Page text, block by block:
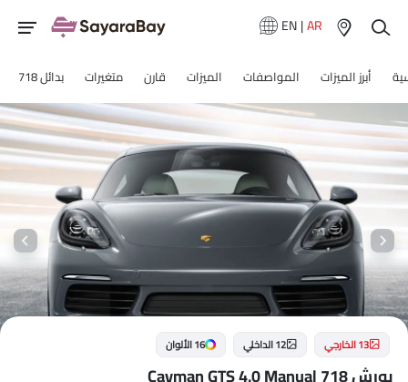
EN|AR
أبرز الميزات المواصفات الميزات قارن متغيرات بدائل 718
13 الخارجي 12 الداخلي 16 الألوان